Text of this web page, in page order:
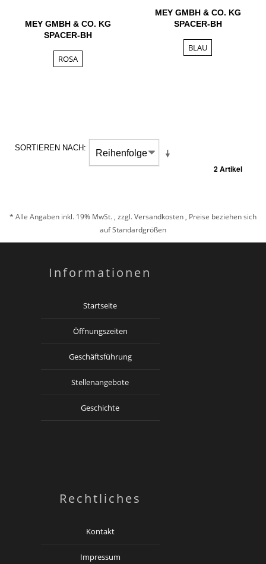
MEY GMBH & CO. KG
SPACER-BH
ROSA
MEY GMBH & CO. KG
SPACER-BH
BLAU
SORTIEREN NACH
2 Artikel
* Alle Angaben inkl. 19% MwSt. , zzgl.Versandkosten , Preise beziehen sich
auf Standardgrößen
Informationen
Startseite
Öffnungszeiten
Geschäftsführung
Stellenangebote
Geschichte
Rechtliches
Kontakt
Impressum